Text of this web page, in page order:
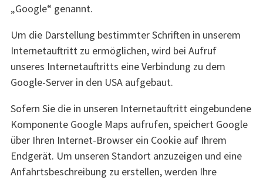
„Google“ genannt.
Um die Darstellung bestimmter Schriften in unserem
Internetauftritt zu ermöglichen, wird bei Aufruf
unseres Internetauftritts eine Verbindung zu dem
Google-Server in den USA aufgebaut.
Sofern Sie die in unseren Internetauftritt eingebundene
Komponente Google Maps aufrufen, speichert Google
über Ihren Internet-Browser ein Cookie auf Ihrem
Endgerät. Um unseren Standort anzuzeigen und eine
Anfahrtsbeschreibung zu erstellen, werden Ihre